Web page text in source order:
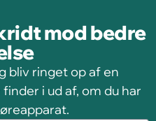
mod bedre
bliv ringet op af en
i ud af, om du har